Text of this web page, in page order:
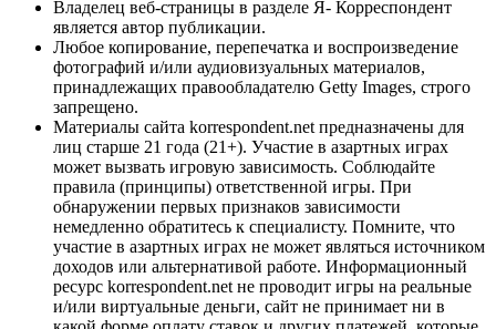
Владелец веб-страницы в разделе Я- Корреспондент
является автор публикации.
Любое копирование, перепечатка и воспроизведение
фотографий и/или аудиовизуальных материалов,
принадлежащих правообладателю Getty Images, строго
запрещено.
Материалы сайта korrespondent.net предназначены для
лиц старше 21 года (21+). Участие в азартных играх
может вызвать игровую зависимость. Соблюдайте
правила (принципы) ответственной игры. При
обнаружении первых признаков зависимости
немедленно обратитесь к специалисту. Помните, что
участие в азартных играх не может являться источником
доходов или альтернативой работе. Информационный
ресурс korrespondent.net не проводит игры на реальные
и/или виртуальные деньги, сайт не принимает ни в